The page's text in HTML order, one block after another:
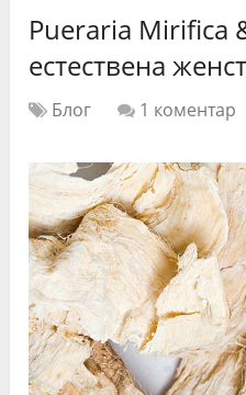
Pueraria Mirifica
естествена
Блог 1 коментар